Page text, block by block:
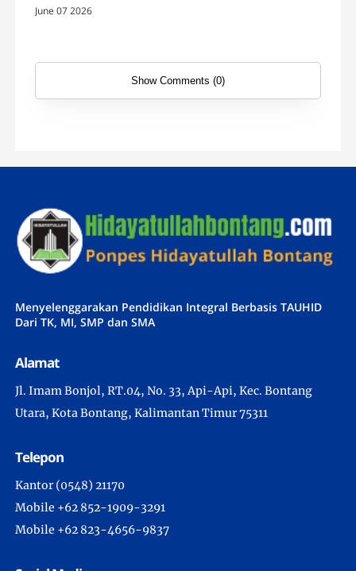
Kalian Berada
June 07 2026
Show Comments (0)
Menyelenggarakan Pendidikan Integral Berbasis TAUHID
Dari TK, MI, SMP dan SMA
Alamat
Jl. Imam Bonjol, RT.04, No. 33, Api-Api, Kec. Bontang
Utara, Kota Bontang, Kalimantan Timur 75311
Telepon
Kantor (0548) 21170
Mobile +62 852-1909-3291
Mobile +62 823-4656-9837